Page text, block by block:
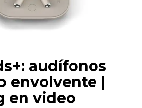
audífonos
envolvente |
en video